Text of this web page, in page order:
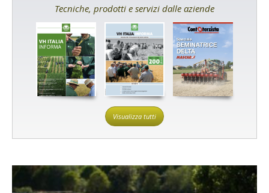
Tecniche, prodotti e servizi dalle aziende
Visualizza tutti